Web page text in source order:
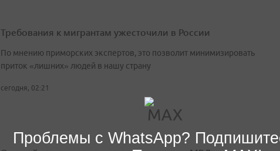
Требования к мигрантам ужесточили в России
По мнению приморских экспертов, это позволит минимизировать
приток «лишних» людей в нашу страну
сегодня, 02:21
Проблемы с WhatsApp?